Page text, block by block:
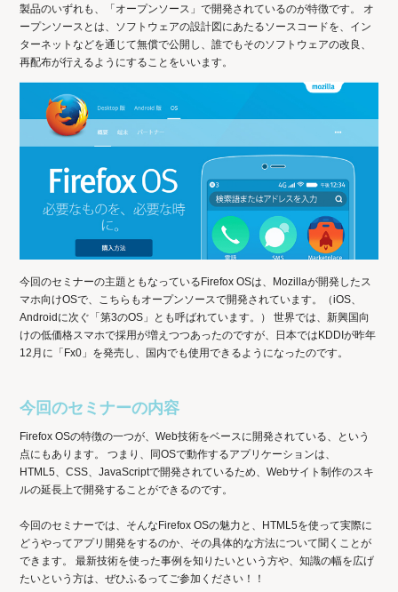
製品のいずれも、「オープンソース」で開発されているのが特徴です。 オ
ープンソースとは、ソフトウェアの設計図にあたるソースコードを、イン
ターネットなどを通じて無償で公開し、誰でもそのソフトウェアの改良、
再配布が行えるようにすることをいいます。
今回のセミナーの主題ともなっているFirefox OSは、Mozillaが開発したス
マホ向けOSで、こちらもオープンソースで開発されています。（iOS、
Androidに次ぐ「第3のOS」とも呼ばれています。） 世界では、新興国向
けの低価格スマホで採用が増えつつあったのですが、日本ではKDDIが昨年
12月に「Fx0」を発売し、国内でも使用できるようになったのです。
今回のセミナーの内容
Firefox OSの特徴の一つが、Web技術をベースに開発されている、という
点にもあります。 つまり、同OSで動作するアプリケーションは、
HTML5、CSS、JavaScriptで開発されているため、Webサイト制作のスキ
ルの延長上で開発することができるのです。
今回のセミナーでは、そんなFirefox OSの魅力と、HTML5を使って実際に
どうやってアプリ開発をするのか、その具体的な方法について聞くことが
できます。 最新技術を使った事例を知りたいという方や、知識の幅を広げ
たいという方は、ぜひふるってご参加ください！！